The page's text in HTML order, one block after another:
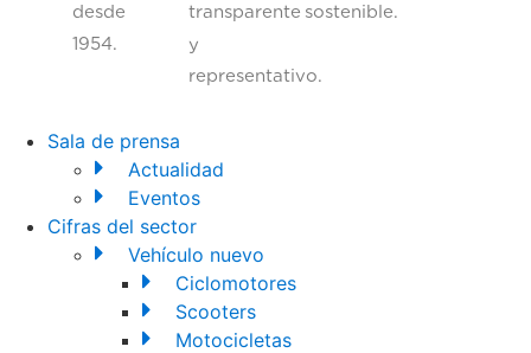
desde
1954.
transparente
y
representativo.
sostenible.
Sala de prensa
Actualidad
Eventos
Cifras del sector
Vehículo nuevo
Ciclomotores
Scooters
Motocicletas